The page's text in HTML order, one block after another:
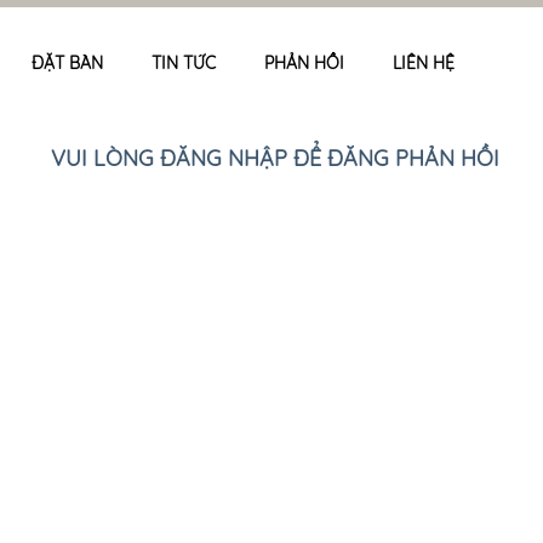
ĐẶT BÀN TIN TỨC PHẢN HỒI LIÊN HỆ
VUI LÒNG ĐĂNG NHẬP ĐỂ ĐĂNG PHẢN HỒI